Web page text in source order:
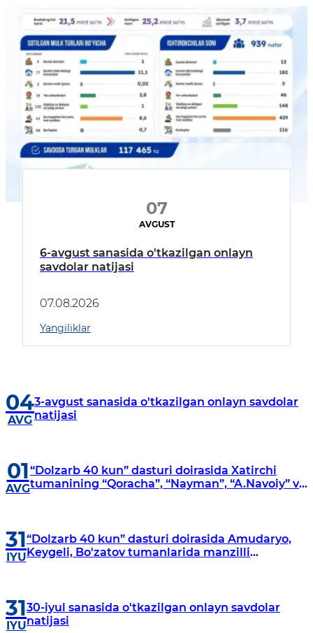
07
AVGUST
6-avgust sanasida o'tkazilgan onlayn
savdolar natijasi
07.08.2026
Yangiliklar
04
AVG
3-avgust sanasida o'tkazilgan onlayn savdolar
natijasi
01
AVG
“Dolzarb 40 kun” dasturi doirasida Xatirchi
tumanining “Qoracha”, “Nayman”, “A.Navoiy” va
31
IYU
“Dolzarb 40 kun” dasturi doirasida Amudaryo,
Keygeli, Bo'zatov tumanlarida manzilli
31
IYU
30-iyul sanasida o'tkazilgan onlayn savdolar
natijasi